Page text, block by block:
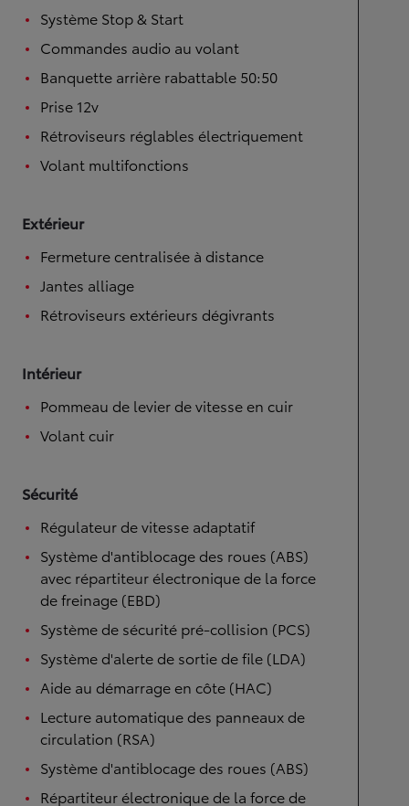
Système Stop & Start
Commandes audio au volant
Banquette arrière rabattable 50:50
Prise 12v
Rétroviseurs réglables électriquement
Volant multifonctions
Extérieur
Fermeture centralisée à distance
Jantes alliage
Rétroviseurs extérieurs dégivrants
Intérieur
Pommeau de levier de vitesse en cuir
Volant cuir
Sécurité
Régulateur de vitesse adaptatif
Système d'antiblocage des roues (ABS)
avec répartiteur électronique de la force
de freinage (EBD)
Système de sécurité pré-collision (PCS)
Système d'alerte de sortie de file (LDA)
Aide au démarrage en côte (HAC)
Lecture automatique des panneaux de
circulation (RSA)
Système d'antiblocage des roues (ABS)
Répartiteur électronique de la force de